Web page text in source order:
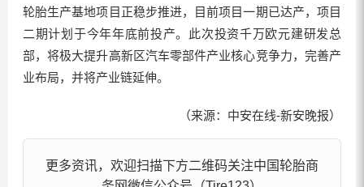
轮胎生产基地项目正稳步推进，目前项目一期已达产，项目
二期计划于今年年底前投产。此次投资千万欧元建研发总
部，将极大提升高新区汽车零部件产业核心竞争力，完善产
业布局，并将产业链延伸。
（来源：中安在线-新安晚报）
更多资讯，欢迎扫描下方二维码关注中国轮胎商